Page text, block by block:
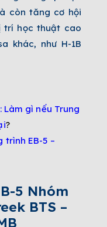
còn tăng cơ hội
trí học thuật cao
khác, như H-1B
Làm gì nếu Trung
?
trình EB-5 –
5 Nhóm
BTS –